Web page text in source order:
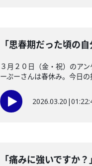
「思春期だった頃の
３月２０日（金・祝）のア
ーぷーさんは春休み。今日
2026.03.20 |
「痛みに強いですか